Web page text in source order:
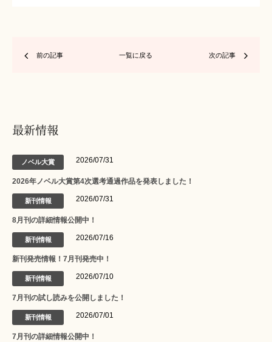
前の記事 一覧に戻る 次の記事
最新情報
ノベル大賞 2026/07/31
2026年ノベル大賞第4次選考通過作品を発表しました！
新刊情報 2026/07/31
8月刊の詳細情報公開中！
新刊情報 2026/07/16
新刊発売情報！7月刊発売中！
新刊情報 2026/07/10
7月刊の試し読みを公開しました！
新刊情報 2026/07/01
7月刊の詳細情報公開中！